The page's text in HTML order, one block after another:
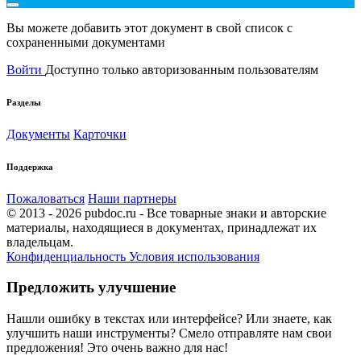
Вы можете добавить этот документ в свой список с
сохраненными документами
Войти Доступно только авторизованным пользователям
Разделы
Документы Карточки
Поддержка
Пожаловаться Наши партнеры
© 2013 - 2026 pubdoc.ru - Все товарные знаки и авторские
материалы, находящиеся в документах, принадлежат их
владельцам.
Конфиденциальность Условия использования
Предложить улучшение
Нашли ошибку в текстах или интерфейсе? Или знаете, как
улучшить наши инструменты? Смело отправляте нам свои
предложения! Это очень важно для нас!